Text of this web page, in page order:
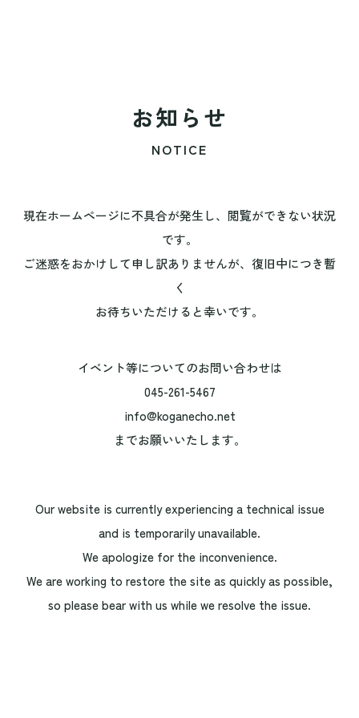
お知らせ
NOTICE
現在ホームページに不具合が発生し、閲覧ができない状況
です。
ご迷惑をおかけして申し訳ありませんが、復旧中につき暫
く
お待ちいただけると幸いです。
イベント等についてのお問い合わせは
045-261-5467
info@koganecho.net
までお願いいたします。
Our website is currently experiencing a technical issue
and is temporarily unavailable.
We apologize for the inconvenience.
We are working to restore the site as quickly as possible,
so please bear with us while we resolve the issue.